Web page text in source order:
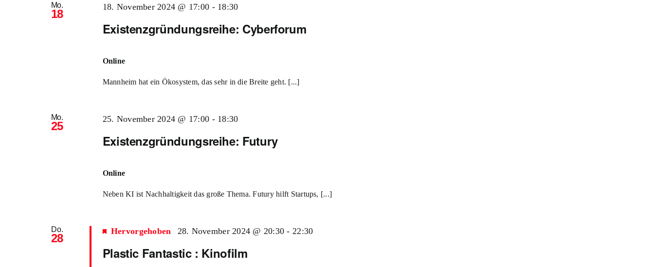
Mo.
18
Existenzgründungsreihe: Cyberforum
18. November 2024 @ 17:00 - 18:30
Online
Mannheim hat ein Ökosystem, das sehr in die Breite geht. [...]
Mo.
25
Existenzgründungsreihe: Futury
25. November 2024 @ 17:00 - 18:30
Online
Neben KI ist Nachhaltigkeit das große Thema. Futury hilft Startups, [...]
Do.
28
Plastic Fantastic : Kinofilm
Hervorgehoben 28. November 2024 @ 20:30 -22:30